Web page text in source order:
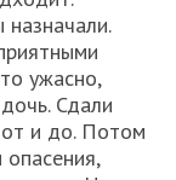
назначали.
ужасно,
Сдали
и до. Потом